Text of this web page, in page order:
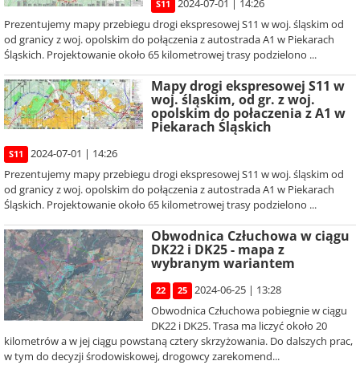
S11
2024-07-01 | 14:26
Prezentujemy mapy przebiegu drogi ekspresowej S11 w woj. śląskim od
od granicy z woj. opolskim do połączenia z autostrada A1 w Piekarach
Śląskich. Projektowanie około 65 kilometrowej trasy podzielono ...
Mapy drogi ekspresowej S11 w
woj. śląskim, od gr. z woj.
opolskim do połaczenia z A1 w
Piekarach Śląskich
S11
2024-07-01 | 14:26
Prezentujemy mapy przebiegu drogi ekspresowej S11 w woj. śląskim od
od granicy z woj. opolskim do połączenia z autostrada A1 w Piekarach
Śląskich. Projektowanie około 65 kilometrowej trasy podzielono ...
Obwodnica Człuchowa w ciągu
DK22 i DK25 - mapa z
wybranym wariantem
22 25
2024-06-25 | 13:28
Obwodnica Człuchowa pobiegnie w ciągu
DK22 i DK25. Trasa ma liczyć około 20
kilometrów a w jej ciągu powstaną cztery skrzyżowania. Do dalszych prac,
w tym do decyzji środowiskowej, drogowcy zarekomend...